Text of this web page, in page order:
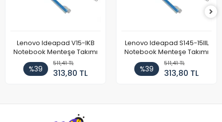
Lenovo Ideapad V15-IKB
Notebook Menteşe Takımı
%39
511,41 TL
313,80 TL
Lenovo Ideapad S145-15IIL
Notebook Menteşe Takımı
%39
511,41 TL
313,80 TL